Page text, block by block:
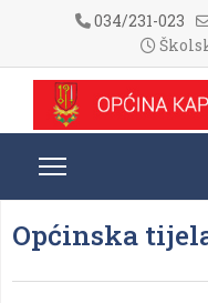
034/231-023
Općinska